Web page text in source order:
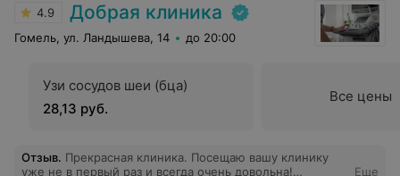
4.9 Добрая клиника
Гомель, ул. Ландышева, 14 до 20:00
Узи сосудов шеи (бца)
28,13 руб.
Все цены
Отзыв. Прекрасная клиника. Посещаю вашу клинику
уже не в первый раз и всегда очень довольна!
Еще